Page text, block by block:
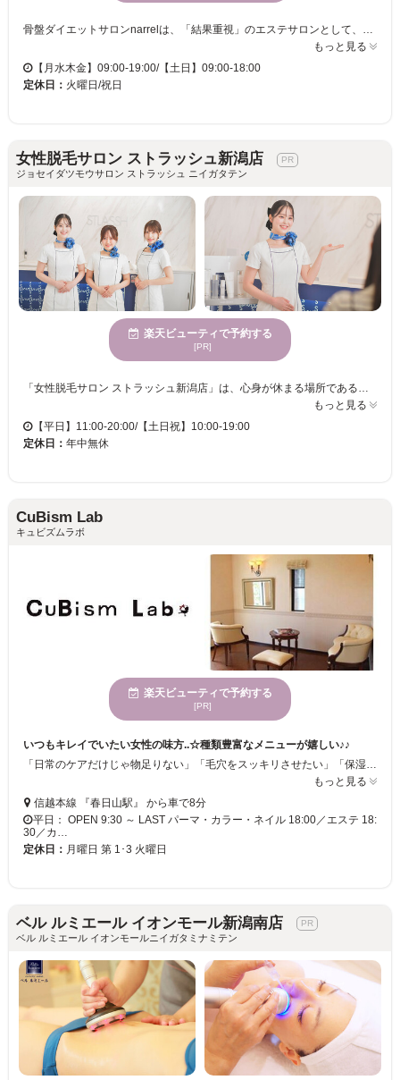
骨盤ダイエットサロンnarrelは、「結果重視」のエステサロンとして、多くのお客様にご利用いただいています。穏やかな雰囲気の中でリラックスした時間をお過ごしいただけます。初めての方でも安心してご来店いただけるよう、丁寧なカウンセリングを行い、個々の悩みや目的に合わせた施術を提供します。骨格の歪みを整え、内側から美しい姿を目指しませんか？幅広い年齢層のお客様に利用されており、プライベート空間での施術が可能です。骨盤ダイエットサロンnarrelで、健康的に美しさを手に入れましょう。気軽なお手頃価格で、あなたの人生に新しい変化を！
もっと見る
【月水木金】09:00-19:00/【土日】09:00-18:00
定休日： 火曜日/祝日
女性脱毛サロン ストラッシュ新潟店
ジョセイダツモウサロン ストラッシュ ニイガタテン
楽天ビューティで予約する
[PR]
「女性脱毛サロン ストラッシュ新潟店」は、心身が休まる場所であることを大切にしています。ここでは、穏やかな雰囲気の中で、自分をゆったりと見つめ直す時間を得ることができます。ストレスを解消できる空間で、満足のいく結果に導く脱毛をご提供します。静かな時間を過ごすことで、心が整い、施術後は自分自身の美しさの再発見が期待できます。ぜひ「ストラッシュ新潟店」で、自分に最適な脱毛体験をお楽しみください。
もっと見る
【平日】11:00-20:00/【土日祝】10:00-19:00
定休日： 年中無休
CuBism Lab
キュビズムラボ
楽天ビューティで予約する
[PR]
いつもキレイでいたい女性の味方..☆種類豊富なメニューが嬉しい♪♪
もっと見る
信越本線 『春日山駅』 から車で8分
平日： OPEN 9:30 ～ LAST パーマ・カラー・ネイル 18:00／エステ 18:
30／カ…
定休日： 月曜日 第 1･3 火曜日
ベル ルミエール イオンモール新潟南店
ベル ルミエール イオンモールニイガタミナミテン